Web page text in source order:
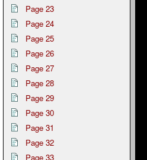
Page 23
Page 24
Page 25
Page 26
Page 27
Page 28
Page 29
Page 30
Page 31
Page 32
Page 33